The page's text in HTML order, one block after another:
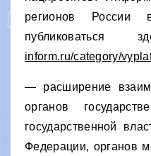
регионов
inform.ru/category/
— расширение
органов
государственной
Федерации, органов